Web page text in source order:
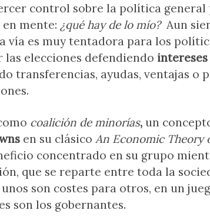
control sobre la política general
mente: ¿qué hay de lo mío?Aun
vía es muy tentadora para los
elecciones defendiendo
transferencias, ayudas, ventajas o
coalición de minorías, un
en su clásico An Economic Theory
concentrado en su grupo
que se reparte entre toda la
son costes para otros, en un
son los gobernantes.